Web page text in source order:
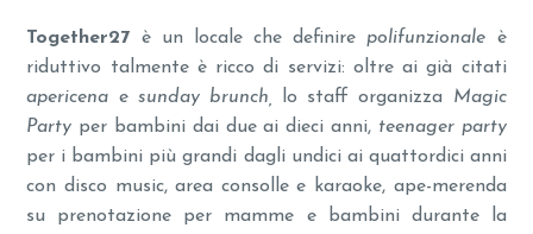
Together27 è un locale che definire polifunzionale è
riduttivo talmente è ricco di servizi: oltre ai già citati
apericena e sunday brunch, lo staff organizza Magic
Party per bambini dai due ai dieci anni, teenager party
per i bambini più grandi dagli undici ai quattordici anni
con disco music, area consolle e karaoke, ape-merenda
su prenotazione per mamme e bambini durante la